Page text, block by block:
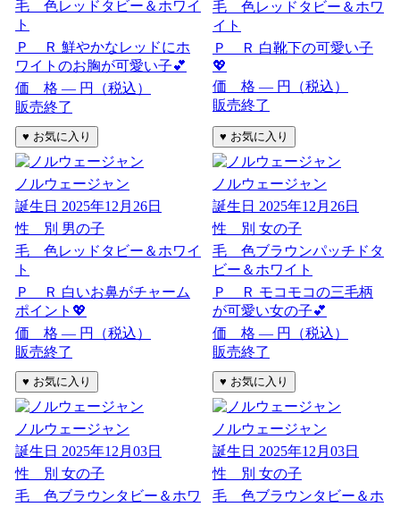
毛 色レッドタビー＆ホワイ
ト
Ｐ Ｒ 鮮やかなレッドにホ
ワイトのお胸が可愛い子💕
価 格 ― 円（税込）
販売終了
毛 色レッドタビー＆ホワ
イト
Ｐ Ｒ 白靴下の可愛い子
💖
価 格 ― 円（税込）
販売終了
ノルウェージャン
誕生日 2025年12月26日
性 別 男の子
毛 色レッドタビー＆ホワイ
ト
Ｐ Ｒ 白いお鼻がチャーム
ポイント💖
価 格 ― 円（税込）
販売終了
ノルウェージャン
誕生日 2025年12月26日
性 別 女の子
毛 色ブラウンパッチドタ
ビー＆ホワイト
Ｐ Ｒ モコモコの三毛柄
が可愛い女の子💕
価 格 ― 円（税込）
販売終了
ノルウェージャン
誕生日 2025年12月03日
性 別 女の子
毛 色ブラウンタビー＆ホワ
ノルウェージャン
誕生日 2025年12月03日
性 別 女の子
毛 色ブラウンタビー＆ホ